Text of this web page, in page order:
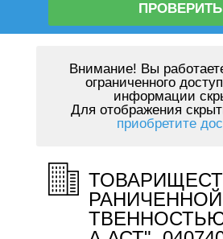
ПРОВЕРИТЬ
Внимание! Вы
ограниченного
информации
Для отображения
приобретите